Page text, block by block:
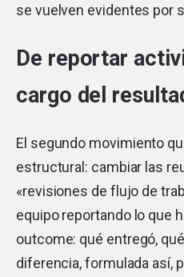
se vuelven evidentes por
De reportar
cargo del
El segundo movimiento
estructural: cambiar las
«revisiones de flujo de
equipo reportando lo que
outcome: qué entregó,
diferencia, formulada así,